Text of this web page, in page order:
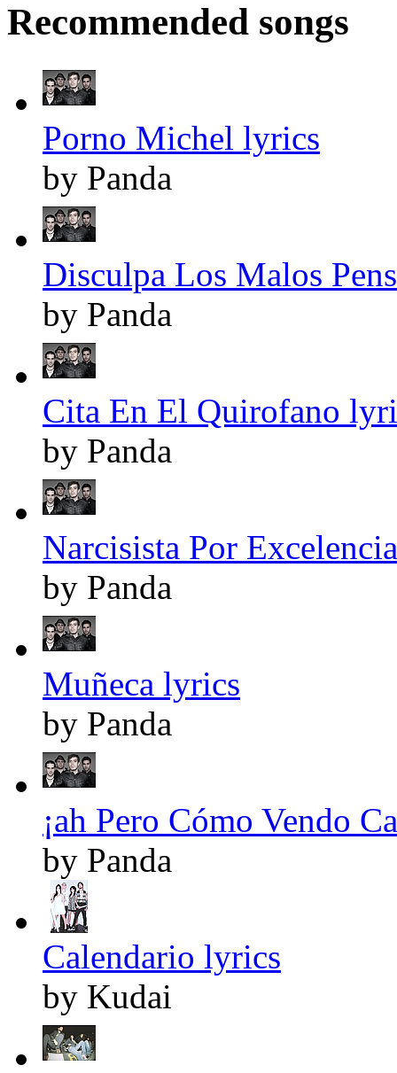
Recommended songs
Porno Michel lyrics
by Panda
Disculpa Los Malos
by Panda
Cita En El Quirofano
by Panda
Narcisista Por
by Panda
Muñeca lyrics
by Panda
¡ah Pero Cómo Vendo
by Panda
Calendario lyrics
by Kudai